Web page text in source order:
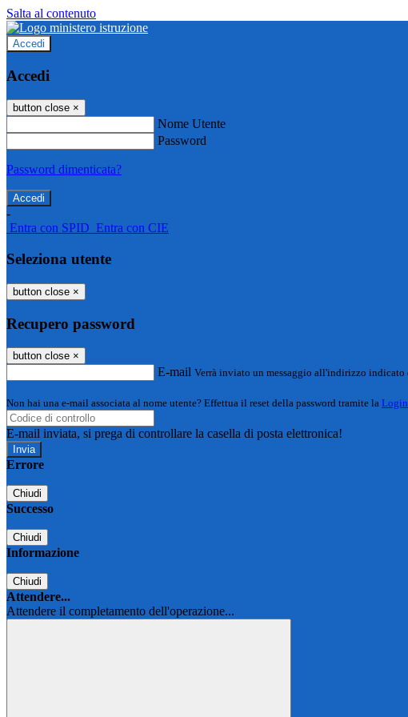
Salta al contenuto
Accedi
Accedi
button close ×
Nome Utente
Password
Password dimenticata?
-
Entra con SPID Entra con CIE
Seleziona utente
button close ×
Recupero password
button close ×
E-mail Verrà inviato un messaggio all'indirizzo indicato
Non hai una e-mail associata al nome utente? Effettua il reset della password tramite la
E-mail inviata, si prega di controllare la casella di posta elettronica!
Errore
Chiudi
Successo
Chiudi
Informazione
Chiudi
Attendere...
Attendere il completamento dell'operazione...